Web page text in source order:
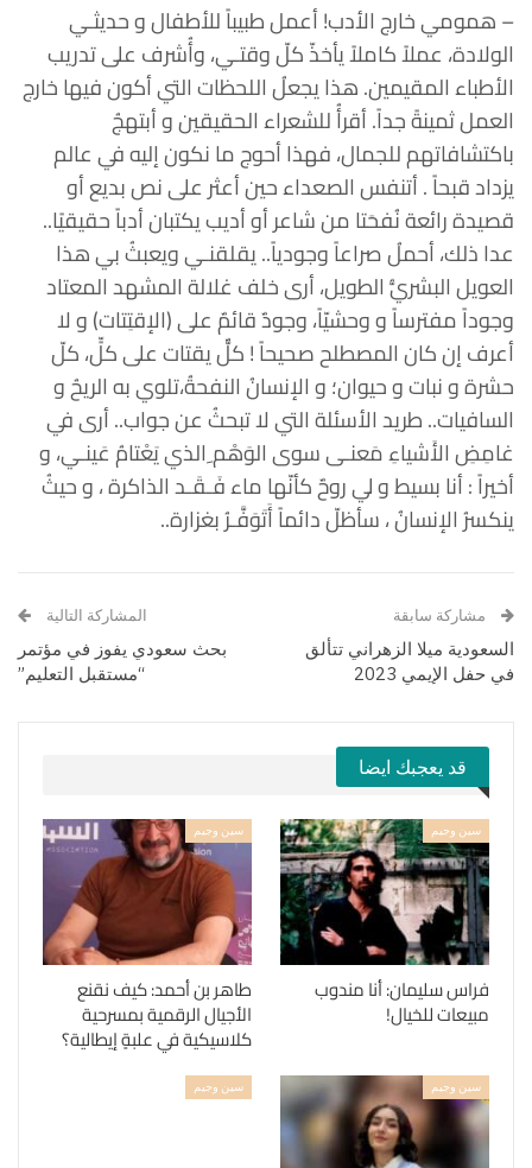
– همومي خارج الأدب! أعمل طبيباً للأطفال و حديثـي
الولادة، عملاً كاملاً يأخذّ كلّ وقتـي، وأُشرف على تدريب
الأطباء المقيمين. هذا يجعلُ اللحظات التي أكون فيها خارج
العمل ثمينةً جداً. أقرأُ للشعراء الحقيقين و أبتهجُ
باكتشافاتهم للجمال، فهذا أحوج ما نكون إليه في عالم
يزداد قبحاً . أتنفس الصعداء حين أعثر على نص بديع أو
قصيدة رائعة نُفحَتا من شاعر أو أديب يكتبان أدباً حقيقيًا..
عدا ذلك، أحملُ صراعاً وجودياً.. يقلقنـي ويعبثُ بي هذا
العويل البشريُّ الطويل، أرى خلف غلالة المشهد المعتاد
وجوداً مفترساً و وحشيّاً، وجودٌ قائمٌ على (الإقتِتات) و لا
أعرف إن كان المصطلح صحيحاً ! كلٌّ يقتات على كلٍّ، كلّ
حشرة و نبات و حيوان؛ و الإنسانُ النفحةُ،تلوي به الريحُ و
السافيات.. طريد الأسئلة التي لا تبحثُ عن جواب.. أرى في
غامِضِ الأَشياءِ مَعنـى سوى الوَهْم ِالذي يَعْتامُ عَينـي، و
أخيراً : أنا بسيط و لي روحٌ كأنّها ماء فَـقَـد الذاكرة ، و حيثُ
ينكسرُ الإنسانُ ، سأظلّ دائماً أَتَوَفَّـرُ بغزارة..
مشاركة سابقة
السعودية ميلا الزهراني تتألق
في حفل الإيمي 2023
المشاركة التالية
بحث سعودي يفوز في مؤتمر
“مستقبل التعليم”
قد يعجبك ايضا
سين وجيم
فراس سليمان: أنا مندوب
مبيعات للخيال!
سين وجيم
طاهر بن أحمد: كيف نقنع
الأجيال الرقمية بمسرحية
كلاسيكية في علبةٍ إيطالية؟
سين وجيم سين وجيم